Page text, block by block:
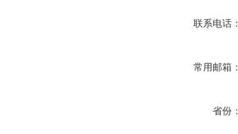
联系电话：
常用邮箱：
省份：